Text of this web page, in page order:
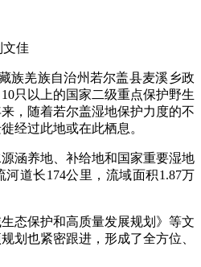
佳
羌族自治州若尔盖县麦溪乡政
只以上的国家二级重点保护野生
，随着若尔盖湿地保护力度的不
经过此地或在此栖息。
养地、补给地和国家重要湿地
道长174公里，流域面积1.87万
保护和高质量发展规划》等文
划也紧密跟进，形成了全方位、